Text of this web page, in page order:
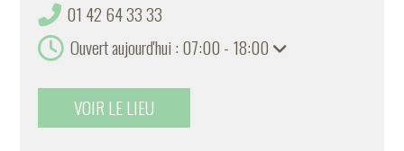
01 42 64 33 33
Ouvert aujourd'hui : 07:00 - 18:00
VOIR LE LIEU